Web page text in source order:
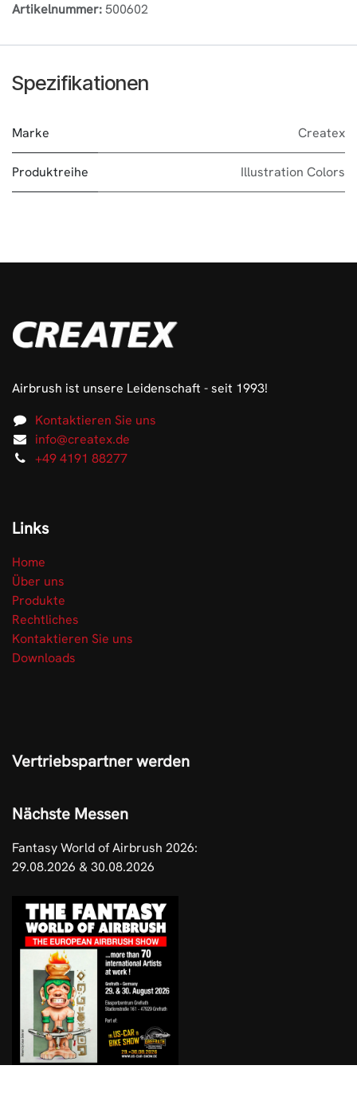
Artikelnummer:500602
Spezifikationen
Marke Createx
Produktreihe Illustration Colors
Airbrush ist unsere Leidenschaft - seit 1993!
Kontaktieren Sie uns
info@createx.de
+49 4191 88277
Links
Home
Über uns
Produkte
Rechtliches
Kontaktieren Sie uns
Downloads
Vertriebspartner werden
Nächste Messen
Fantasy World of Airbrush 2026:
29.08.2026 & 30.08.2026